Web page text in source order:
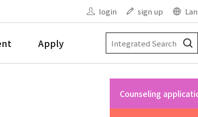
login sign up
Apply
Counseling